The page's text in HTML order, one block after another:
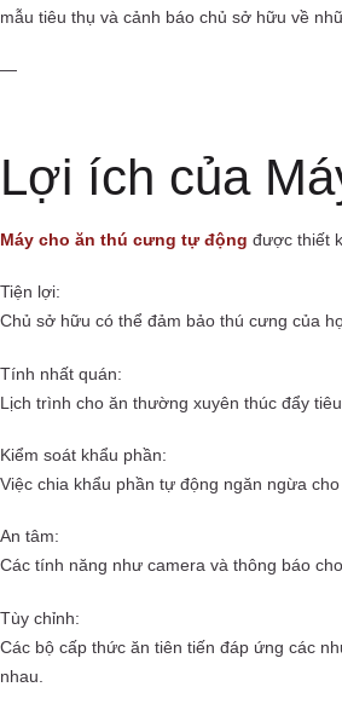
mẫu tiêu thụ và cảnh báo chủ sở hữu về
—
Lợi ích của
Máy cho ăn thú cưng tự động được thiết
Tiện lợi:
Chủ sở hữu có thể đảm bảo thú cưng của
Tính nhất quán:
Lịch trình cho ăn thường xuyên thúc đẩy
Kiểm soát khẩu phần:
Việc chia khẩu phần tự động ngăn ngừa
An tâm:
Các tính năng như camera và thông báo
Tùy chỉnh:
Các bộ cấp thức ăn tiên tiến đáp ứng các
nhau.